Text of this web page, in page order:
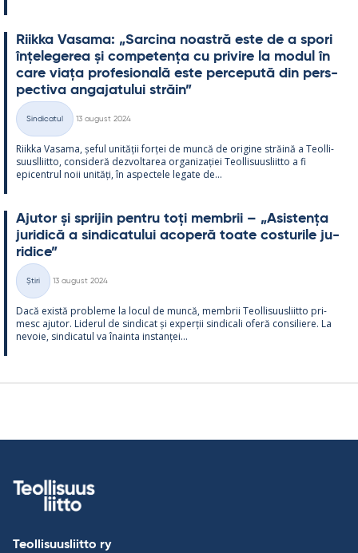
Riikka Va­sama: „Sarcina noa­stră este de a spori
înțe­le­ge­rea și com­pe­tența cu pri­vire la mo­dul în
care viața pro­fe­sio­nală este perce­pută din pers­
pec­tiva an­ga­ja­tu­lui străin”
Categorii
Sindicatul
13 august 2024
Riikka Va­sama, șe­ful unității forței de muncă de ori­gine străină a Teol­li­
suusl­liitto, con­si­deră dez­vol­ta­rea or­ga­nizației Teol­li­suus­liitto a fi
epicent­rul noii unități, în as­pec­tele le­gate de...
Aju­tor și spri­jin pentru toți mem­brii – „Asis­tența
ju­ri­dică a sin­dica­tu­lui aco­peră toate cos­tu­rile ju­
ri­dice”
Categorii
Știri
13 august 2024
Dacă există probleme la locul de muncă, mem­brii Teol­li­suus­liitto pri­
mesc aju­tor. Li­de­rul de sin­dicat și ex­perții sin­dicali oferă con­si­liere. La
ne­voie, sin­dica­tul va înainta ins­tanței...
Teollisuusliitto ry